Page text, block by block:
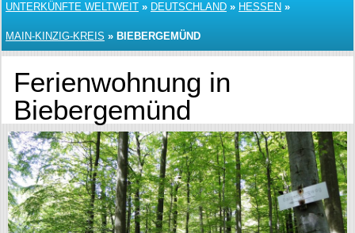
UNTERKÜNFTE WELTWEIT » DEUTSCHLAND » HESSEN »
MAIN-KINZIG-KREIS » BIEBERGEMÜND
Ferienwohnung in
Biebergemünd